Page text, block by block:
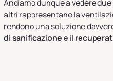
Andiamo dunque a vedere
altri rappresentano la
rendono una soluzione
di sanificazione e il